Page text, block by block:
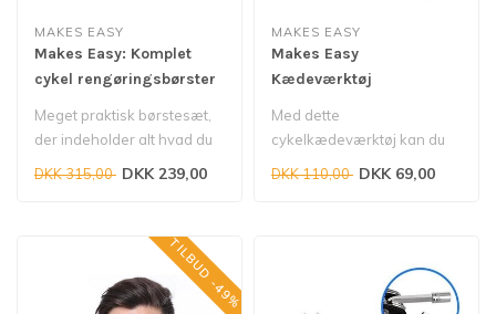
MAKES EASY
Makes Easy: Komplet
cykel rengøringsbørster
rengøringsmiddel +
Meget praktisk børstesæt,
der indeholder alt hvad du
behøver for virkelig at ..
DKK 315,00 DKK 239,00
MAKES EASY
Makes Easy
Kædeværktøj
Med dette
cykelkædeværktøj kan du
forkorte eller reparere
DKK 110,00 DKK 69,00
TILBUD -49%